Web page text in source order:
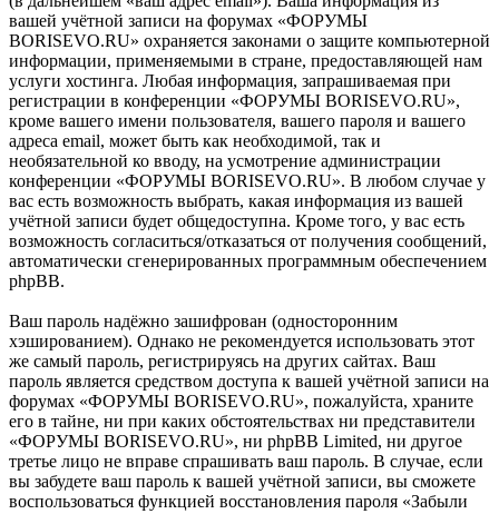
вашей учётной записи на форумах «ФОРУМЫ
BORISEVO.RU» охраняется законами о защите компьютерной
информации, применяемыми в стране, предоставляющей нам
услуги хостинга. Любая информация, запрашиваемая при
регистрации в конференции «ФОРУМЫ BORISEVO.RU»,
кроме вашего имени пользователя, вашего пароля и вашего
адреса email, может быть как необходимой, так и
необязательной ко вводу, на усмотрение администрации
конференции «ФОРУМЫ BORISEVO.RU». В любом случае у
вас есть возможность выбрать, какая информация из вашей
учётной записи будет общедоступна. Кроме того, у вас есть
возможность согласиться/отказаться от получения сообщений,
автоматически сгенерированных программным обеспечением
phpBB.
Ваш пароль надёжно зашифрован (односторонним
хэшированием). Однако не рекомендуется использовать этот
же самый пароль, регистрируясь на других сайтах. Ваш
пароль является средством доступа к вашей учётной записи на
форумах «ФОРУМЫ BORISEVO.RU», пожалуйста, храните
его в тайне, ни при каких обстоятельствах ни представители
«ФОРУМЫ BORISEVO.RU», ни phpBB Limited, ни другое
третье лицо не вправе спрашивать ваш пароль. В случае, если
вы забудете ваш пароль к вашей учётной записи, вы сможете
воспользоваться функцией восстановления пароля «Забыли